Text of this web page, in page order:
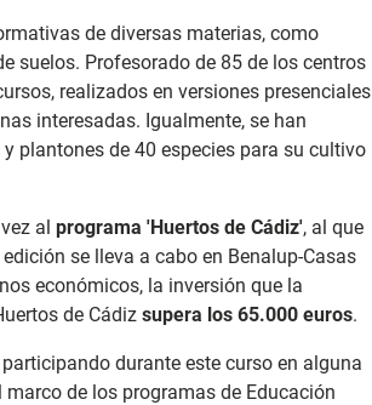
de diversas materias, como
suelos. Profesorado de 85 de los centros
realizados en versiones presenciales
interesadas. Igualmente, se han
plantones de 40 especies para su cultivo
al programa 'Huertos de Cádiz', al que
se lleva a cabo en Benalup-Casas
económicos, la inversión que la
de Cádiz supera los 65.000 euros.
durante este curso en alguna
de los programas de Educación